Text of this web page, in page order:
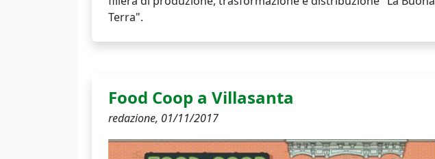
Terra".
Food Coop a Villasanta
redazione, 01/11/2017